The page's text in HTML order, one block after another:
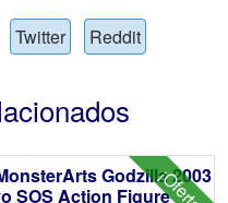
Twitter Reddit
¡Oferta!
Godzilla 2003
SOS Action Figure